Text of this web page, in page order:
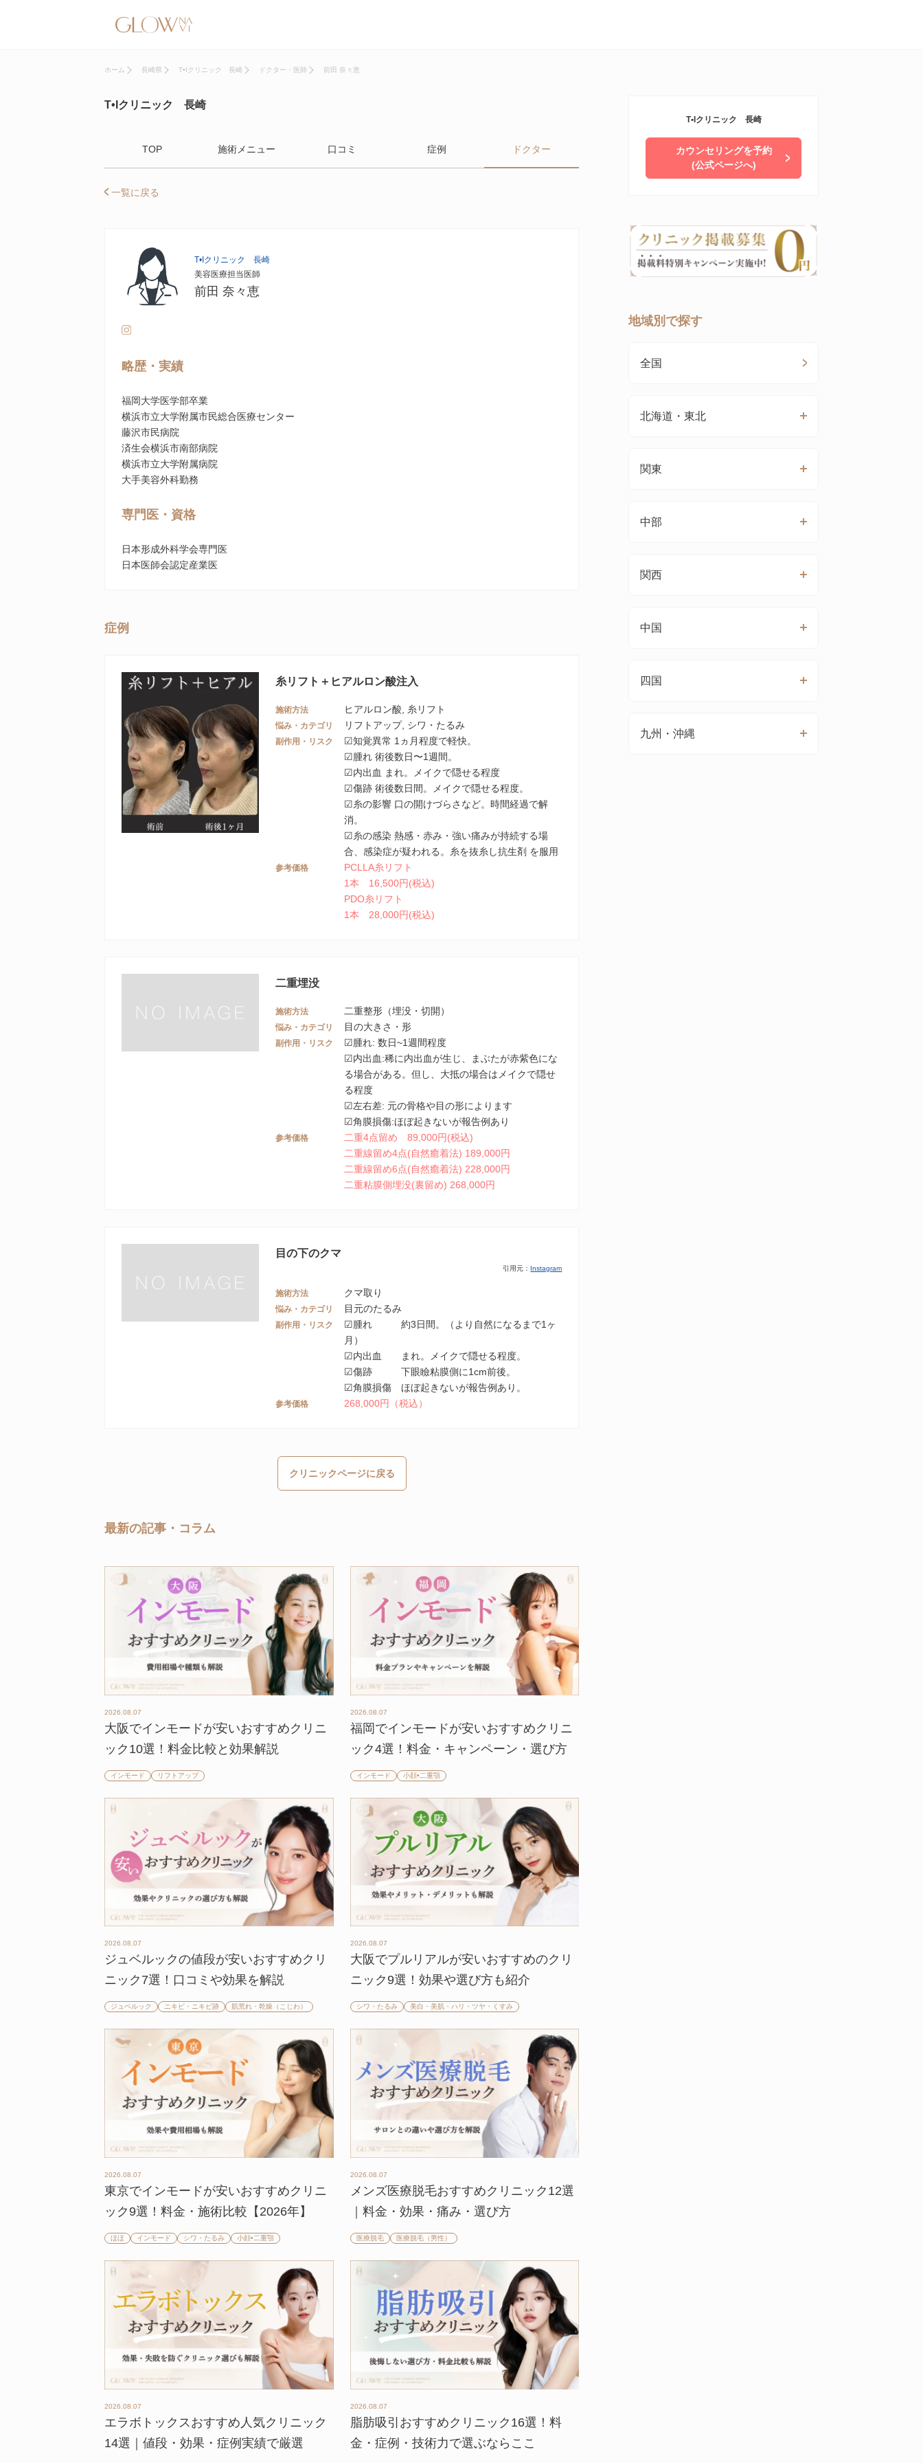
ホーム 長崎県 T•Iクリニック 長崎 ドクター・医師 前田 奈々恵
T•Iクリニック 長崎
TOP 施術メニュー 口コミ 症例 ドクター
一覧に戻る
T•Iクリニック 長崎
美容医療担当医師
前田 奈々恵
略歴・実績
福岡大学医学部卒業
横浜市立大学附属市民総合医療センター
藤沢市民病院
済生会横浜市南部病院
横浜市立大学附属病院
大手美容外科勤務
専門医・資格
日本形成外科学会専門医
日本医師会認定産業医
症例
糸リフト＋ヒアルロン酸注入
施術方法 ヒアルロン酸, 糸リフト
悩み・カテゴリ リフトアップ, シワ・たるみ
副作用・リスク
☑知覚異常 1ヵ月程度で軽快。
☑腫れ 術後数日〜1週間。
☑内出血 まれ。メイクで隠せる程度
☑傷跡 術後数日間。メイクで隠せる程度。
☑糸の影響 口の開けづらさなど。時間経過で解
消。
☑糸の感染 熱感・赤み・強い痛みが持続する場
合、感染症が疑われる。糸を抜糸し抗生剤 を服用
参考価格
PCLLA糸リフト
1本 16,500円(税込)
PDO糸リフト
1本 28,000円(税込)
二重埋没
施術方法 二重整形（埋没・切開）
悩み・カテゴリ 目の大きさ・形
副作用・リスク
☑腫れ: 数日~1週間程度
☑内出血:稀に内出血が生じ、まぶたが赤紫色にな
る場合がある。但し、大抵の場合はメイクで隠せ
る程度
☑左右差: 元の骨格や目の形によります
☑角膜損傷:ほぼ起きないが報告例あり
参考価格
二重4点留め 89,000円(税込)
二重線留め4点(自然癒着法) 189,000円
二重線留め6点(自然癒着法) 228,000円
二重粘膜側埋没(裏留め) 268,000円
目の下のクマ
引用元： Instagram
施術方法 クマ取り
悩み・カテゴリ 目元のたるみ
副作用・リスク
☑腫れ 約3日間。（より自然になるまで1ヶ
月）
☑内出血 まれ。メイクで隠せる程度。
☑傷跡 下眼瞼粘膜側に1cm前後。
☑角膜損傷 ほぼ起きないが報告例あり。
参考価格 268,000円（税込）
クリニックページに戻る
最新の記事・コラム
2026.08.07
大阪でインモードが安いおすすめクリニ
ック10選！料金比較と効果解説
インモード リフトアップ
2026.08.07
福岡でインモードが安いおすすめクリニ
ック4選！料金・キャンペーン・選び方
インモード 小顔•二重顎
2026.08.07
ジュベルックの値段が安いおすすめクリ
ニック7選！口コミや効果を解説
ジュベルック ニキビ・ニキビ跡 肌荒れ・乾燥（こじわ）
2026.08.07
大阪でプルリアルが安いおすすめのクリ
ニック9選！効果や選び方も紹介
シワ・たるみ 美白・美肌・ハリ・ツヤ・くすみ
2026.08.07
東京でインモードが安いおすすめクリニ
ック9選！料金・施術比較【2026年】
ほほ インモード シワ・たるみ 小顔•二重顎
2026.08.07
メンズ医療脱毛おすすめクリニック12選
｜料金・効果・痛み・選び方
医療脱毛 医療脱毛（男性）
2026.08.07
エラボトックスおすすめ人気クリニック
14選｜値段・効果・症例実績で厳選
2026.08.07
脂肪吸引おすすめクリニック16選！料
金・症例・技術力で選ぶならここ
T•Iクリニック 長崎
カウンセリングを予約
(公式ページへ)
地域別で探す
全国
北海道・東北
関東
中部
関西
中国
四国
九州・沖縄